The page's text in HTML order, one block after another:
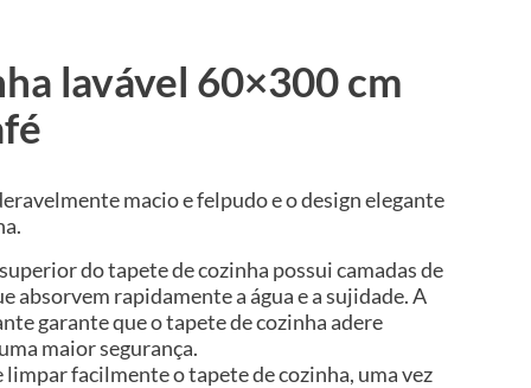
lavável 60×300 cm
macio e felpudo e o design elegante
do tapete de cozinha possui camadas de
absorvem rapidamente a água e a sujidade. A
garante que o tapete de cozinha adere
maior segurança.
limpar facilmente o tapete de cozinha, uma vez